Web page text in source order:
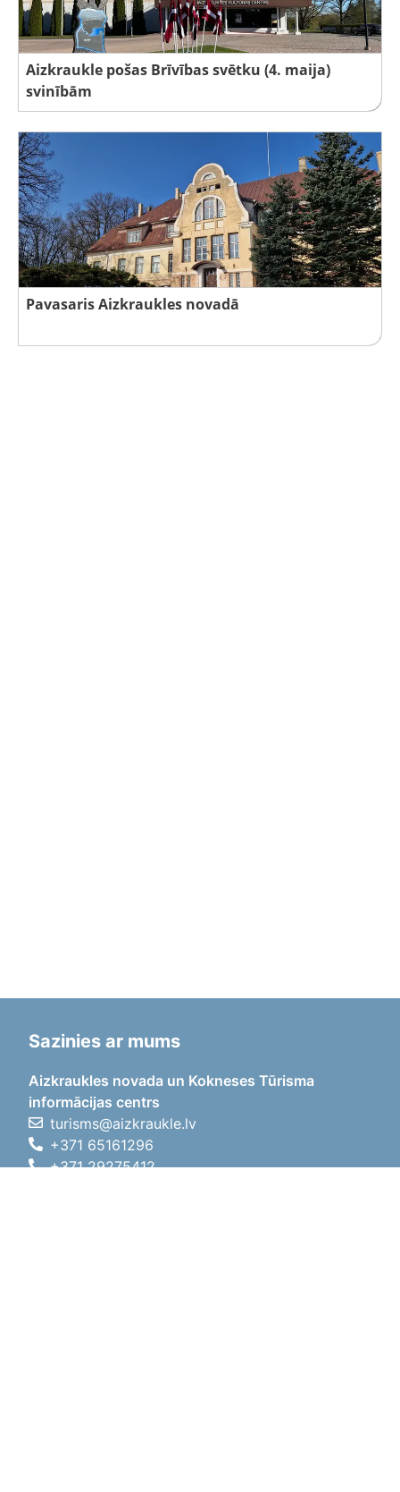
Aizkraukle pošas Brīvības svētku (4. maija)
svinībām
Pavasaris Aizkraukles novadā
Sazinies ar mums
Aizkraukles novada un Kokneses Tūrisma
informācijas centrs
turisms@aizkraukle.lv
+371 65161296
+371 29275412